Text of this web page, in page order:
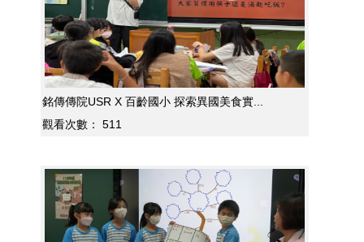
銘傳傳院USR X 百齡國小 探索異國美食實...
觀看次數：
511